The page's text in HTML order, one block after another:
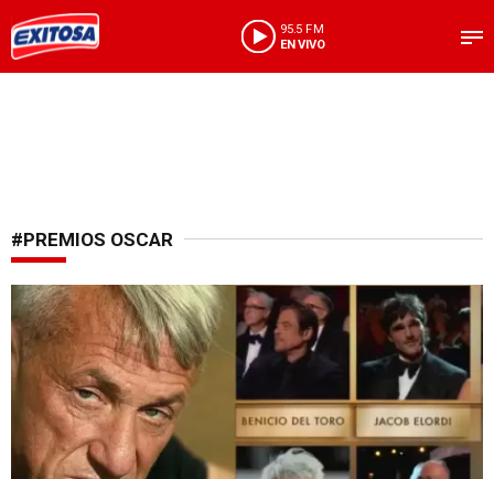
95.5 FM
EN VIVO
#PREMIOS OSCAR
¿No quiso recibirlo?